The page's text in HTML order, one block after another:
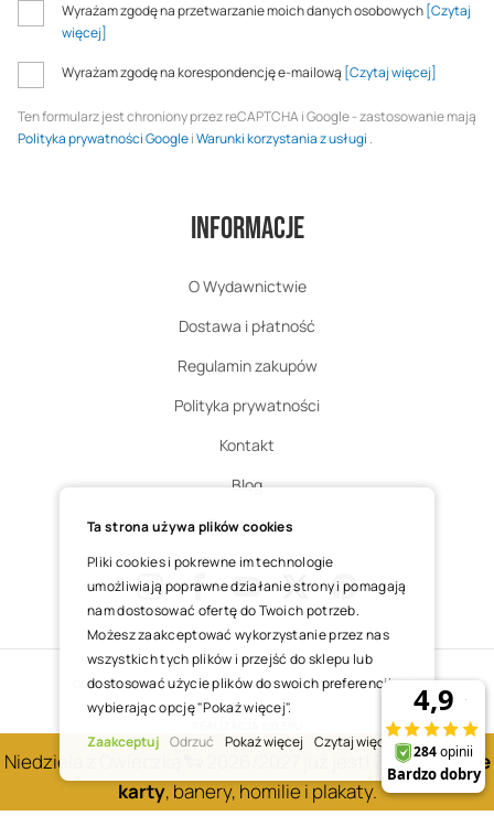
Wyrażam zgodę na przetwarzanie moich danych osobowych[Czytaj
więcej]
Wyrażam zgodę na korespondencję e-mailową [Czytaj więcej]
Niedziela z Owieczką 🐑 2026/2027 już jest! Zobacznowe
karty, banery, homilie i plakaty.
Ten formularz jest chroniony przez reCAPTCHA i Google - zastosowanie mają
Polityka prywatności GoogleiWarunki korzystania z usługi .
Informacje
O Wydawnictwie
Dostawa i płatność
Regulamin zakupów
Polityka prywatności
Kontakt
Blog
Zgłoś zwrot
InstagramFacebookYoutube
X Pinterest
COPYRIGHT © 2025 ŚWIĘTY WOJCIECH DOM MEDIALNY SP. Z O.O.
Ta strona używa plików cookies
Pliki cookies i pokrewne im technologie
umożliwiają poprawne działanie strony i pomagają
nam dostosować ofertę do Twoich potrzeb.
Możesz zaakceptować wykorzystanie przez nas
wszystkich tych plików i przejść do sklepu lub
dostosować użycie plików do swoich preferencji,
wybierając opcję "Pokaż więcej".
Zaakceptuj Odrzuć Pokaż więcej Czytaj więcej